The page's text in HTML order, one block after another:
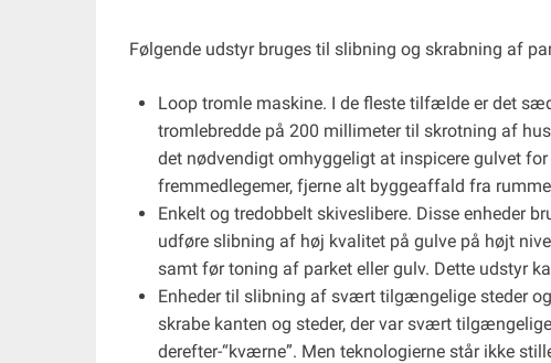
Følgende udstyr bruges til slibning og skrabning af
Loop tromle maskine. I de fleste tilfælde er det
tromlebredde på 200 millimeter til skrotning af
det nødvendigt omhyggeligt at inspicere gulvet
fremmedlegemer, fjerne alt byggeaffald fra
Enkelt og tredobbelt skiveslibere. Disse enheder
udføre slibning af høj kvalitet på gulve på højt
samt før toning af parket eller gulv. Dette udstyr
Enheder til slibning af svært tilgængelige steder
skrabe kanten og steder, der var svært
derefter-“kværne”. Men teknologierne står ikke